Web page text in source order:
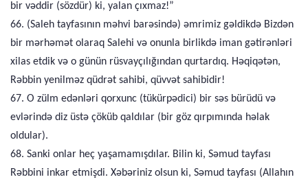
bir vəddir (sözdür) ki, yalan çıxmaz!”
66. (Saleh tayfasının məhvi barəsində) əmrimiz gəldikdə Bizdən
bir mərhəmət olaraq Salehi və onunla birlikdə iman gətirənləri
xilas etdik və o günün rüsvayçılığından qurtardıq. Həqiqətən,
Rəbbin yenilməz qüdrət sahibi, qüvvət sahibidir!
67. O zülm edənləri qorxunc (tükürpədici) bir səs bürüdü və
evlərində diz üstə çöküb qaldılar (bir göz qırpımında həlak
oldular).
68. Sanki onlar heç yaşamamışdılar. Bilin ki, Səmud tayfası
Rəbbini inkar etmişdi. Xəbəriniz olsun ki, Səmud tayfası (Allahın